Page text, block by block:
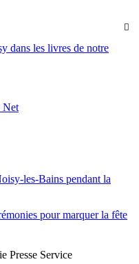

dans les livres de notre
Net
les-Bains pendant la
pour marquer la fête